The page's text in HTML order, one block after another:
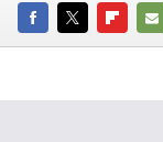
FacebookTwitterFlipboard
E-